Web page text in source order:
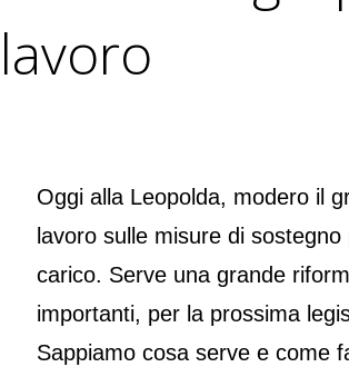
lavoro
Oggi alla Leopolda, modero il
lavoro sulle misure di
carico. Serve una grande
importanti, per la prossima
Sappiamo cosa serve e come